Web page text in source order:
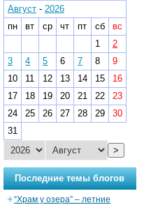
Август - 2026
пн
вт ср чт пт сб
вс
1
2
3
4 5 6 7 8
9
10
11 12 13 14 15
16
17
18 19 20 21 22
23
24
25 26 27 28 29
30
31
>
Последние темы блогов
“Храм у озера” – летние